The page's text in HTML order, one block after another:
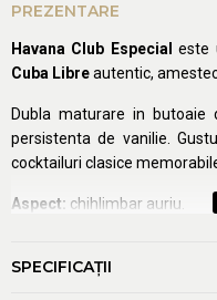
PREZENTARE
Havana Club Especialeste
Cuba Libreautentic,
Dubla maturare in
persistenta de vanilie.
cocktailuri clasice
Aspect: chihlimbar auriu.
scortisoara.
SPECIFICAŢII